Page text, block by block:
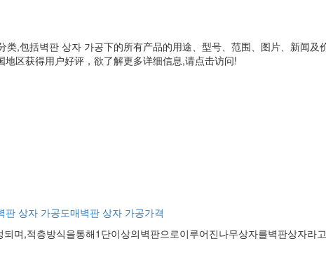
类,包括벽판 상자 가공下的所有产品的用途、型号、范围、图片、新闻及
区获得用户好评，欲了解更多详细信息,请点击访问!
판 상자 가공도매벽판 상자 가공가격
며,적층방식을통해1단이상의벽판으로이루어진나무상자를벽판상자라